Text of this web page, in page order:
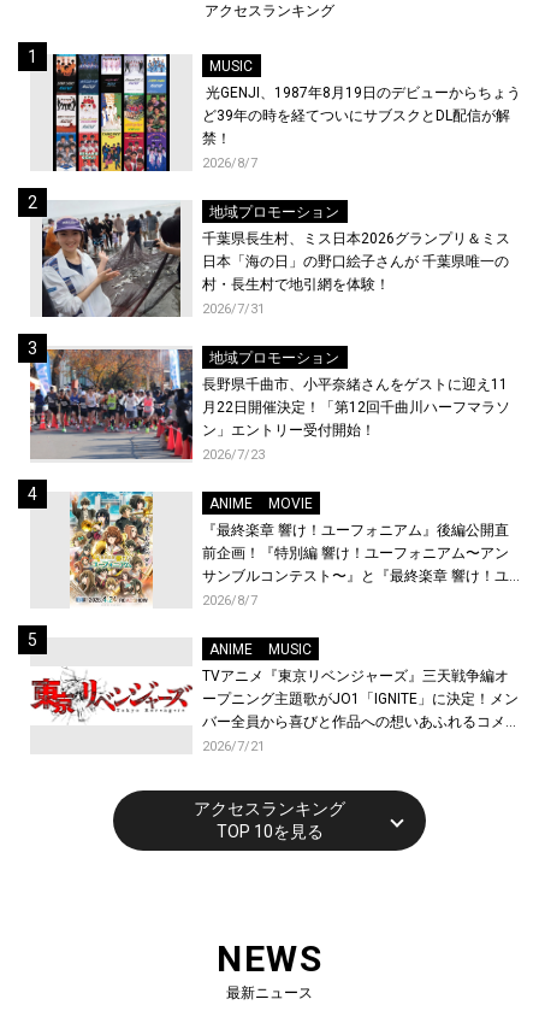
アクセスランキング
MUSIC
光GENJI、1987年8月19日のデビューからちょう
ど39年の時を経てついにサブスクとDL配信が解
禁！
2026/8/7
地域プロモーション
千葉県長生村、ミス日本2026グランプリ＆ミス
日本「海の日」の野口絵子さんが 千葉県唯一の
村・長生村で地引網を体験！
2026/7/31
地域プロモーション
長野県千曲市、小平奈緒さんをゲストに迎え11
月22日開催決定！「第12回千曲川ハーフマラソ
ン」エントリー受付開始！
2026/7/23
ANIME
MOVIE
『最終楽章 響け！ユーフォニアム』後編公開直
前企画！『特別編 響け！ユーフォニアム〜アン
サンブルコンテスト〜』と『最終楽章 響け！ユ
ーフォニアム』前編の一挙上映が決定！
2026/8/7
ANIME
MUSIC
TVアニメ『東京リベンジャーズ』三天戦争編オ
ープニング主題歌がJO1「IGNITE」に決定！メン
バー全員から喜びと作品への想いあふれるコメン
トが到着！9月に東京・大阪で先行上映会を開
2026/7/21
アクセスランキング
TOP 10を見る
NEWS
最新ニュース